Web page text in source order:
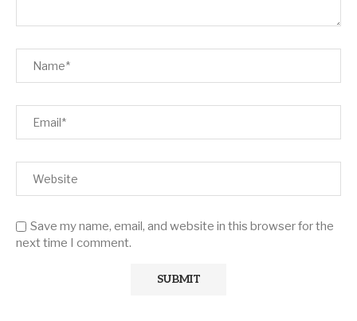
Save my name, email, and website in this browser for the
next time I comment.